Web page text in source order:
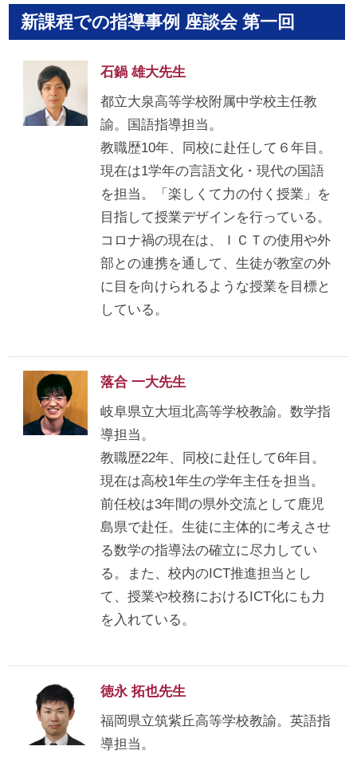
新課程での指導事例 座談会 第一回
石鍋 雄大先生
都立大泉高等学校附属中学校主任教
諭。国語指導担当。
教職歴10年、同校に赴任して６年目。
現在は1学年の言語文化・現代の国語
を担当。「楽しくて力の付く授業」を
目指して授業デザインを行っている。
コロナ禍の現在は、ＩＣＴの使用や外
部との連携を通して、生徒が教室の外
に目を向けられるような授業を目標と
している。
落合 一大先生
岐阜県立大垣北高等学校教諭。数学指
導担当。
教職歴22年、同校に赴任して6年目。
現在は高校1年生の学年主任を担当。
前任校は3年間の県外交流として鹿児
島県で赴任。生徒に主体的に考えさせ
る数学の指導法の確立に尽力してい
る。また、校内のICT推進担当とし
て、授業や校務におけるICT化にも力
を入れている。
徳永 拓也先生
福岡県立筑紫丘高等学校教諭。英語指
導担当。